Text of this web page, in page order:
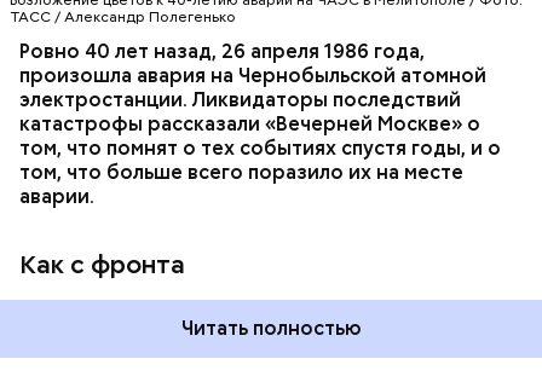
ТАСС / Александр Полегенько
Ровно 40 лет назад, 26 апреля 1986 года,
произошла авария на Чернобыльской атомной
электростанции. Ликвидаторы последствий
катастрофы рассказали «Вечерней Москве» о
том, что помнят о тех событиях спустя годы, и о
том, что больше всего поразило их на месте
аварии.
Как с фронта
Читать полностью
Как рассказывает Житие, преподобный родился в
христианской религией и рано принял решение
посвятить свою жизнь Богу. Целыми днями отрок
книги. Его дядя, епископ Николай Патарский, видя
такое усердие, сделал юношу чтецом, а затем и
Как гласит предание, совершая паломничество в
Иерусалим, Николай Чудотворец по просьбе
отчаявшихся путников молитвой успокоил
разбушевавшееся море.